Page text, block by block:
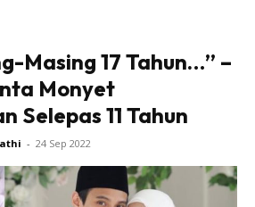
Masing 17 Tahun…” –
Monyet
Selepas 11 Tahun
- 24 Sep 2022